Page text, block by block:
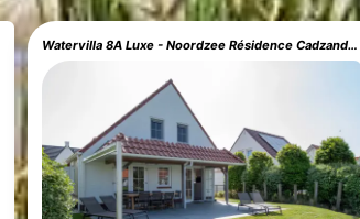
Watervilla 8A Luxe - Noordzee Résidence Cadzand-Bad